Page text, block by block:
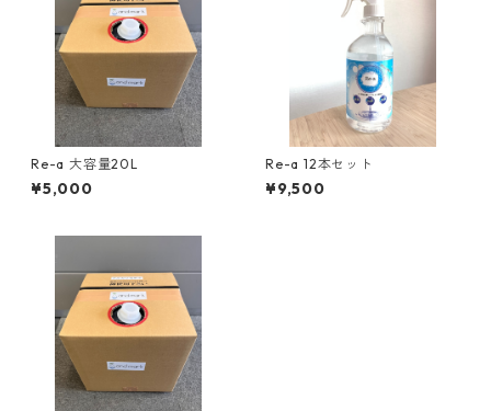
Re-a 大容量20L
¥5,000
Re-a 12本セット
¥9,500